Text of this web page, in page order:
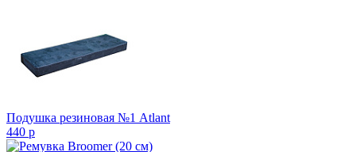
Подушка резиновая №1 Atlant
440 p